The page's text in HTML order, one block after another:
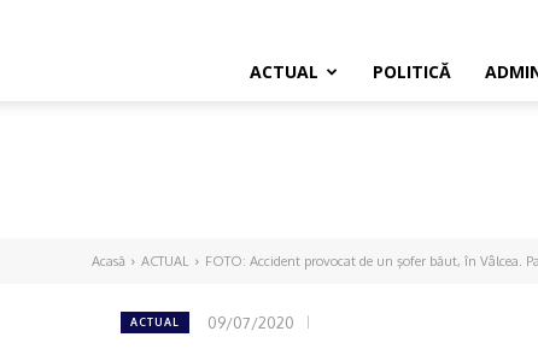
ACTUAL POLITICĂ
Acasă ACTUAL FOTO: Accident provocat de un şofer băut, în Vâlcea.
ACTUAL 09/07/2020